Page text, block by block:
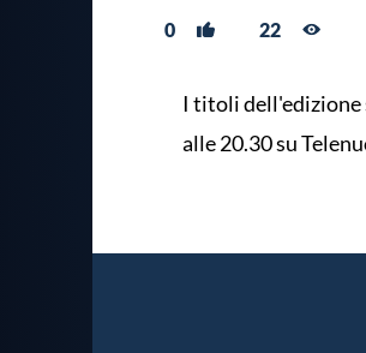
0 22
I titoli dell'edizione
alle 20.30 su